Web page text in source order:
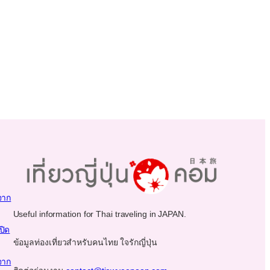
ก
ด
ก
Useful information for Thai traveling in JAPAN.
ข้อมูลท่องเที่ยวสำหรับคนไทย ใจรักญี่ปุ่น